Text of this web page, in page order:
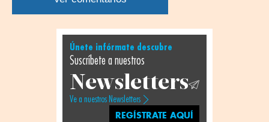
Únete infórmate descubre
Suscríbete a nuestros
Newsletters
Ve a nuestros Newsletters
REGÍSTRATE AQUÍ